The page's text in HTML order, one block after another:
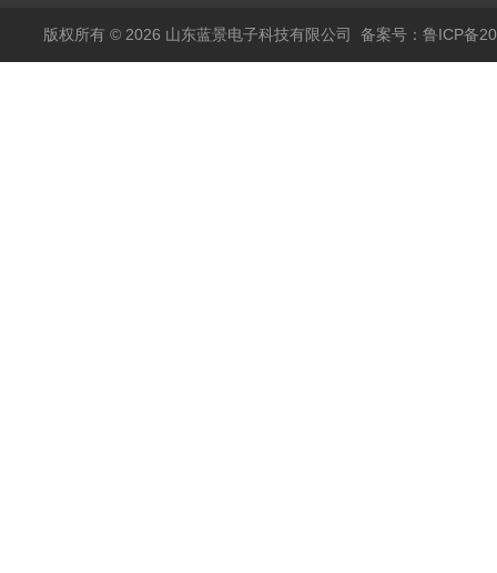
版权所有 © 2026 山东蓝景电子科技有限公司 备案号：鲁ICP备